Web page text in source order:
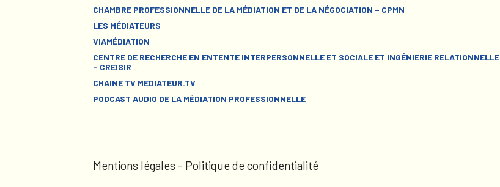
CHAMBRE PROFESSIONNELLE DE LA MÉDIATION ET DE LA NÉGOCIATION – CPMN
LES MÉDIATEURS
VIAMÉDIATION
CENTRE DE RECHERCHE EN ENTENTE INTERPERSONNELLE ET SOCIALE ET INGÉNIERIE RELATIONNELLE
– CREISIR
CHAINE TV MEDIATEUR.TV
PODCAST AUDIO DE LA MÉDIATION PROFESSIONNELLE
Mentions légales - Politique de confidentialité